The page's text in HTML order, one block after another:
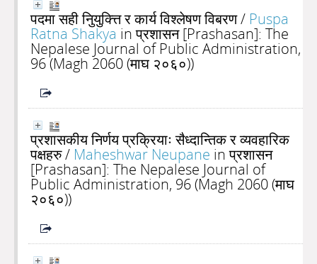
पदमा सही निुयुक्त्ति र कार्य विश्लेषण विबरण/ Puspa
Ratna Shakya in प्रशासन [Prashasan]: The
Nepalese Journal of Public Administration,
96 (Magh 2060 (माघ २०६०))
प्रशासकीय निर्णय प्रक्रियाः सैध्दान्तिक र व्यवहारिक
पक्षहरु/ Maheshwar Neupane in प्रशासन
[Prashasan]: The Nepalese Journal of
Public Administration, 96 (Magh 2060 (माघ
२०६०))